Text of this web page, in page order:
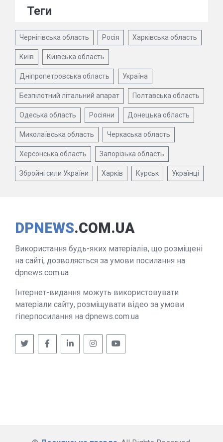
Теги
Чернігівська область Росія Харківська область
Київ Київська область
Дніпропетровська область Україна
Безпілотний літальний апарат Полтавська область
Одеська область Росіяни Донецька область
Миколаївська область Черкаська область
Херсонська область Запорізька область
Збройні сили України Харків Курськ Українці
DPNEWS.COM.UA
Використання будь-яких матеріалів, що розміщені
на сайті, дозволяється за умови посилання на
dpnews.com.ua
Інтернет-видання можуть використовувати
матеріали сайту, розміщувати відео за умови
гіперпосилання на dpnews.com.ua